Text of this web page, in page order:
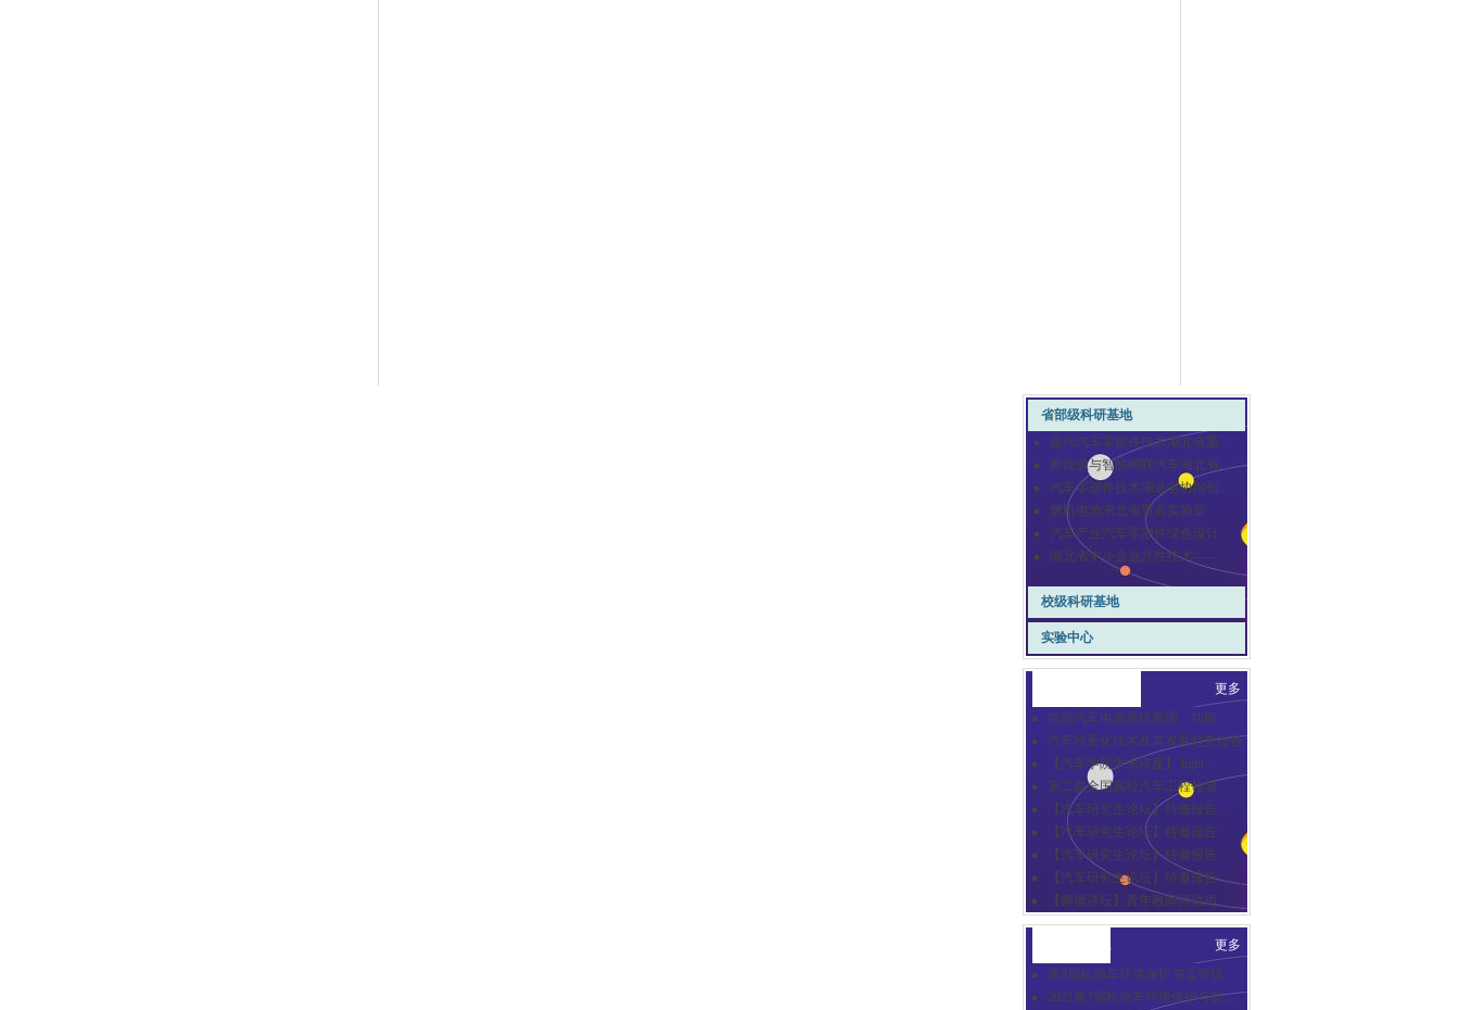
省部级科研基地
现代汽车零部件技术湖北省重...
新能源与智能网联汽车湖北省...
汽车零部件技术湖北省协同创...
燃料电池湖北省重点实验室
汽车产业汽车零部件绿色设计...
湖北省中小企业共性技术——...
校级科研基地
实验中心
更多
电动汽车电池系统原理、功能...
汽车轻量化技术及其发展趋势报告
【汽车学院学术讲座】 light...
第二届全国高校汽车工程领域...
【汽车研究生论坛】特邀报告...
【汽车研究生论坛】特邀报告...
【汽车研究生论坛】特邀报告...
【汽车研究生论坛】特邀报告...
【师德讲坛】青年教师师德师...
更多
第9届机动车环境保护与监管技...
2021第7届机动车环境保护与监...